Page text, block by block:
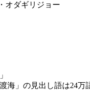
オダギリジョー
海」の見出し語は24万